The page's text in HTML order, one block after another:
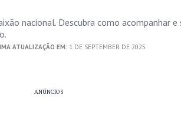
nacional. Descubra como acompanhar e
ATUALIZAÇÃO EM: 1 DE SEPTEMBER DE 2025
ANÚNCIOS